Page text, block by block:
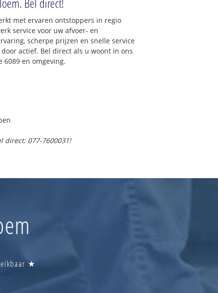
met ervaren ontstoppers in regio
service voor uw afvoer- en
scherpe prijzen en snelle service
actief. Bel direct als u woont in ons
6089 en omgeving.
direct: 077-7600031!
★